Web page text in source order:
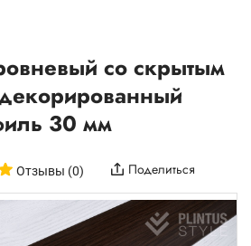
со скрытым
30 мм
Отзывы (0) Поделиться